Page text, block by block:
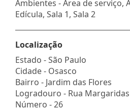
Ambientes - Área de serviço,
Edícula, Sala 1, Sala 2
Localização
Estado -São Paulo
Cidade - Osasco
Bairro - Jardim das Flores
Logradouro - Rua Margaridas
Número -26